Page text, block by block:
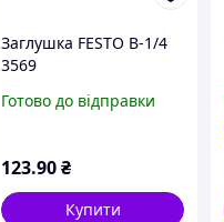
Заглушка FESTO B-1/4
3569
Готово до відправки
123.90₴
Купити